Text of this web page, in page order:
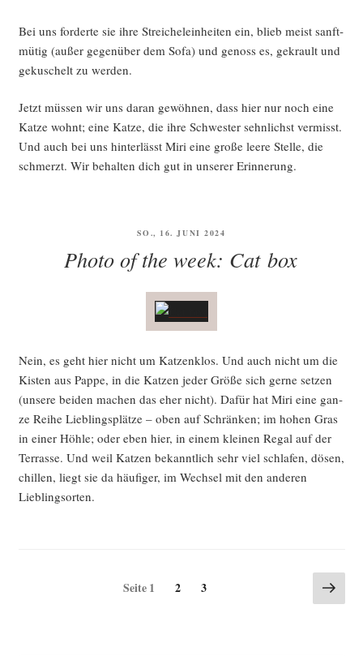
Bei uns for­der­te sie ihre Strei­chel­ein­hei­ten ein, blieb meist sanft­
mü­tig (außer gegen­über dem Sofa) und genoss es, gekrault und
geku­schelt zu werden.
Jetzt müs­sen wir uns dar­an gewöh­nen, dass hier nur noch eine
Kat­ze wohnt; eine Kat­ze, die ihre Schwes­ter sehn­lichst ver­misst.
Und auch bei uns hin­ter­lässt Miri eine gro­ße lee­re Stel­le, die
schmerzt. Wir behal­ten dich gut in unse­rer Erinnerung.
VERÖFFENTLICHT
SO., 16. JUNI 2024
Photo of the week: Cat box
Nein, es geht hier nicht um Kat­zen­klos. Und auch nicht um die
Kis­ten aus Pap­pe, in die Kat­zen jeder Grö­ße sich ger­ne set­zen
(unse­re bei­den machen das eher nicht). Dafür hat Miri eine gan­
ze Rei­he Lieb­lings­plät­ze – oben auf Schrän­ken; im hohen Gras
in einer Höh­le; oder eben hier, in einem klei­nen Regal auf der
Ter­ras­se. Und weil Kat­zen bekannt­lich sehr viel schla­fen, dösen,
chil­len, liegt sie da häu­fi­ger, im Wech­sel mit den ande­ren
Lieblingsorten.
Seitennummerierung
Seite1 Seite
2 Seite
3
Seite